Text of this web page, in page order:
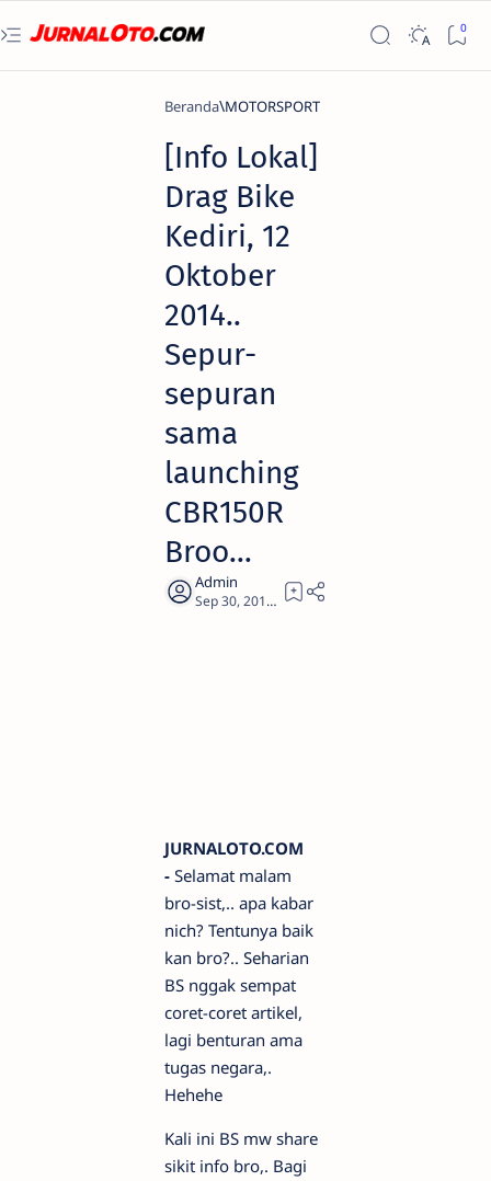
Beranda MOTORSPORT
[Info Lokal]
Drag Bike
Kediri, 12
Oktober
2014..
Sepur-
sepuran
sama
launching
CBR150R
Broo...
1
JURNALOTO.COM
- Selamat malam
bro-sist,.. apa kabar
nich? Tentunya baik
kan bro?.. Seharian
BS nggak sempat
coret-coret artikel,
lagi benturan ama
tugas negara,.
Hehehe
Kali ini BS mw share
sikit info bro,. Bagi